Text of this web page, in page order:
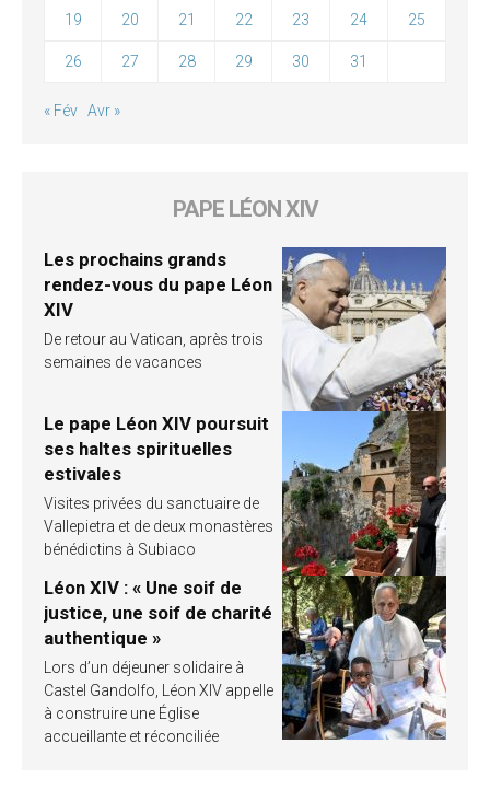
19 20 21 22 23 24 25
26 27 28 29 30 31
« Fév Avr »
PAPE LÉON XIV
Les prochains grands
rendez-vous du pape Léon
XIV
De retour au Vatican, après trois
semaines de vacances
Le pape Léon XIV poursuit
ses haltes spirituelles
estivales
Visites privées du sanctuaire de
Vallepietra et de deux monastères
bénédictins à Subiaco
Léon XIV : « Une soif de
justice, une soif de charité
authentique »
Lors d’un déjeuner solidaire à
Castel Gandolfo, Léon XIV appelle
à construire une Église
accueillante et réconciliée